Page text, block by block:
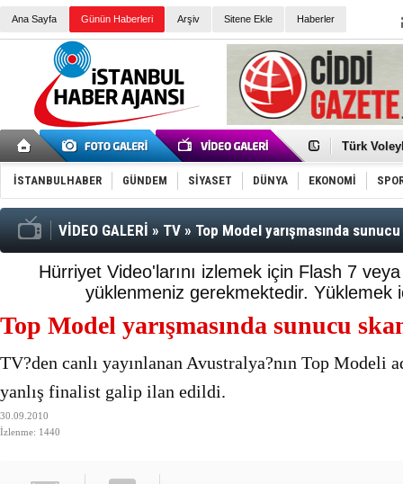
Ana Sayfa Günün Haberleri Arşiv Sitene Ekle Haberler
Türk
Töreninde
İkinci El
Guguk
Sneaker
Erkek
Tommy
Ankara
Kemal
'Kurultay
Ece
3 gözaltı:
İSTANBULHABER GÜNDEM SİYASET DÜNYA EKONOMİ
VİDEO GALERİ » TV » Top Model yarışmasında sunucu
Hürriyet Video'larını izlemek için Flash 7
yüklenmeniz gerekmektedir. Yüklemek
Top Model yarışmasında sunucu
TV?den canlı yayınlanan Avustralya?nın Top Modeli
yanlış finalist galip ilan edildi.
30.09.2010
İzlenme: 1440